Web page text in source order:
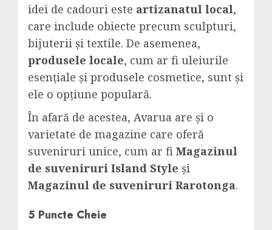
idei de cadouri este artizanatul local,
care include obiecte precum sculpturi,
bijuterii și textile. De asemenea,
produsele locale, cum ar fi uleiurile
esențiale și produsele cosmetice, sunt și
ele o opțiune populară.
În afară de acestea, Avarua are și o
varietate de magazine care oferă
suveniruri unice, cum ar fi Magazinul
de suveniruri Island Style și
Magazinul de suveniruri Rarotonga.
5 Puncte Cheie